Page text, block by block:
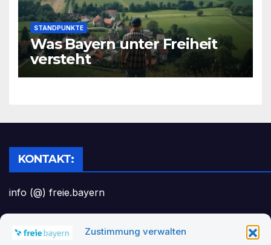
Zustimmung verwalten
STANDPUNKTE
Was Bayern unter Freiheit
versteht
KONTAKT:
info (@) freie.bayern